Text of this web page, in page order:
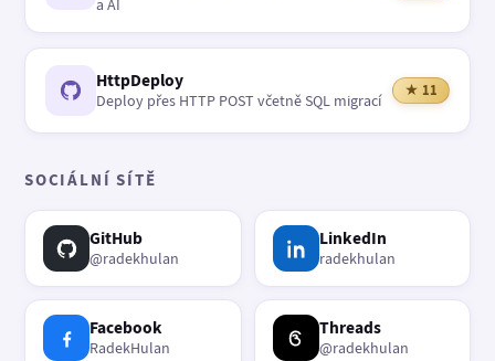
a AI
HttpDeploy
Deploy přes HTTP POST včetně SQL migrací
★ 11
SOCIÁLNÍ SÍTĚ
GitHub
@radekhulan
LinkedIn
radekhulan
Facebook
RadekHulan
Threads
@radekhulan